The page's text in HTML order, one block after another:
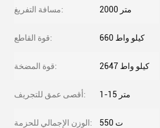
مسافة التفريغ: 2000 متر
قوة القاطع: 660 كيلو واط
قوة المضخة: 2647 كيلو واط
أقصى عمق للتجريف: 1-15 متر
الوزن الإجمالي للحزمة: 550 ت